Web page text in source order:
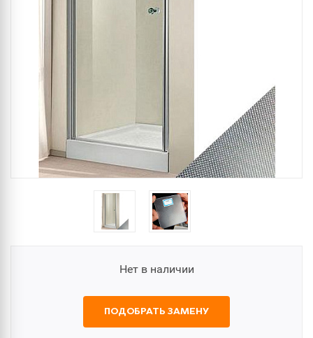
Нет в наличии
ПОДОБРАТЬ ЗАМЕНУ